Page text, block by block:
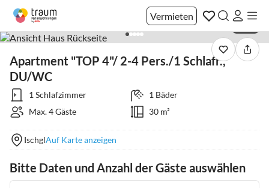
Vermieten
Apartment "TOP 4"/ 2-4 Pers./1 Schlafr.,
DU/WC
1 Schlafzimmer
1 Bäder
Max. 4 Gäste
30 m²
IschglAuf Karte anzeigen
Bitte Daten und Anzahl der Gäste auswählen